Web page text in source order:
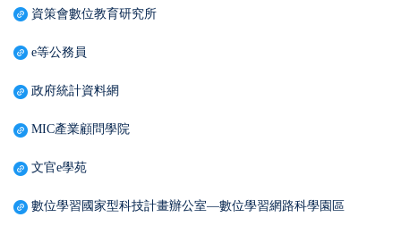
資策會數位教育研究所
e等公務員
政府統計資料網
MIC產業顧問學院
文官e學苑
數位學習國家型科技計畫辦公室—數位學習網路科學園區